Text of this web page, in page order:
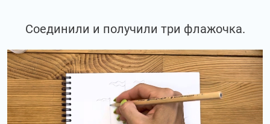
Соединили и получили три флажочка.